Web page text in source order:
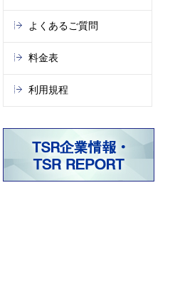
よくあるご質問
料金表
利用規程